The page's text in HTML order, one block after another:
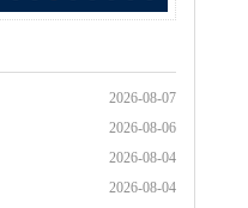
2026-08-07
2026-08-06
2026-08-04
2026-08-04